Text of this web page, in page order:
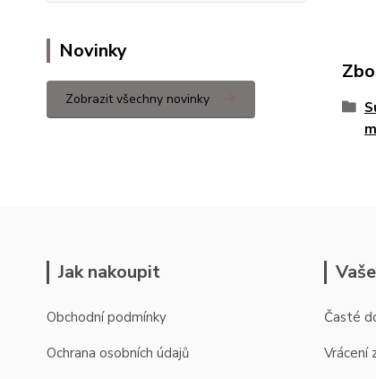
Novinky
Zobrazit všechny novinky
Jak nakoupit
Obchodní podmínky
Ochrana osobních údajů
Časté
Vrácení